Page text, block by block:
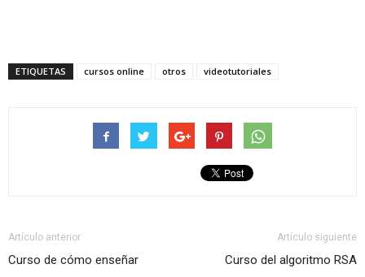
ETIQUETAS cursos online otros videotutoriales
Artículo anterior
Curso de cómo enseñar
Artículo siguiente
Curso del algoritmo RSA